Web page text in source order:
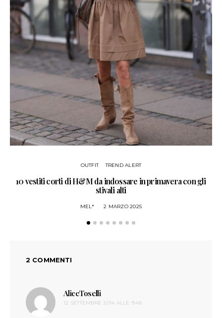
OUTFIT TREND ALERT
10 vestiti corti di H&M da indossare in primavera con gli
stivali alti
MEL* 2 MARZO 2025
2 COMMENTI
AliceToselli
detto:
12 SETTEMBRE 2014 ALLE 9:48